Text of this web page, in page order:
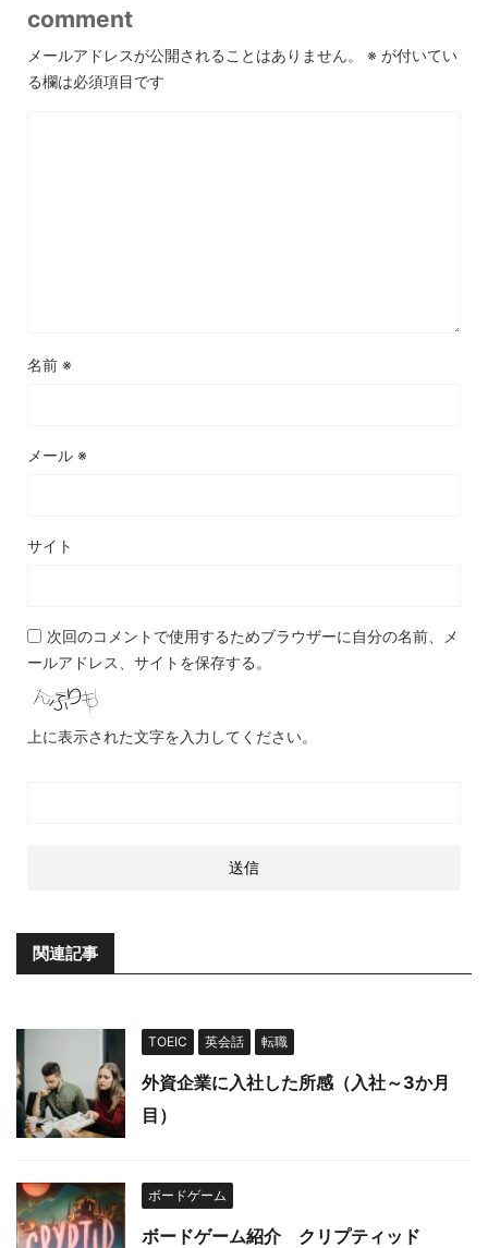
comment
メールアドレスが公開されることはありません。 ※ が付いてい
る欄は必須項目です
名前 ※
メール ※
サイト
次回のコメントで使用するためブラウザーに自分の名前、メ
ールアドレス、サイトを保存する。
上に表示された文字を入力してください。
関連記事
TOEIC 英会話 転職
外資企業に入社した所感（入社～3か月
目）
ボードゲーム
ボードゲーム紹介 クリプティッド